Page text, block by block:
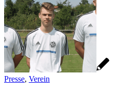
Presse, Verein